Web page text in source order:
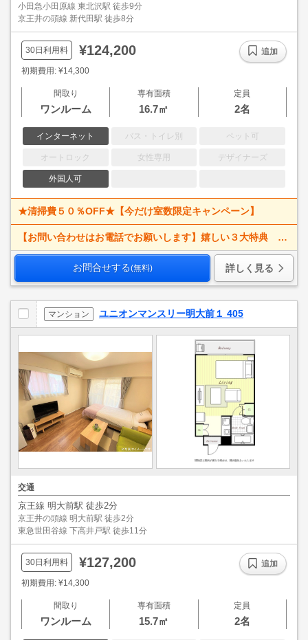
小田急小田原線 東北沢駅 徒歩9分
京王井の頭線 新代田駅 徒歩8分
30日利用料 ¥124,200
初期費用: ¥14,300
間取り
ワンルーム
専有面積
16.7㎡
定員
2名
インターネット バス・トイレ別 ペット可
オートロック 女性専用 デザイナーズ
外国人可
追加
★清掃費５０％OFF★【今だけ室数限定キャンペーン】
【お問い合わせはお電話でお願いします】嬉しい３大特典 賃料大幅値下げ！ 寝具一式＆ベッドメイキング無料＋α
お問合せする(無料) 詳しく見る
マンション ユニオンマンスリー明大前１ 405
交通
京王線 明大前駅 徒歩2分
京王井の頭線 明大前駅 徒歩2分
東急世田谷線 下高井戸駅 徒歩11分
30日利用料 ¥127,200
初期費用: ¥14,300
間取り
ワンルーム
専有面積
15.7㎡
定員
2名
追加